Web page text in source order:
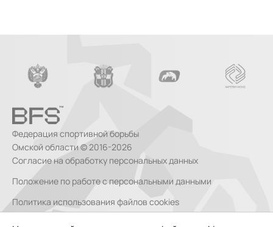
Федерация спортивной борьбы
Омской области © 2016-2026
Согласие на обработку персональных данных
Положение по работе с персональными данными
Политика использования файлов cookies